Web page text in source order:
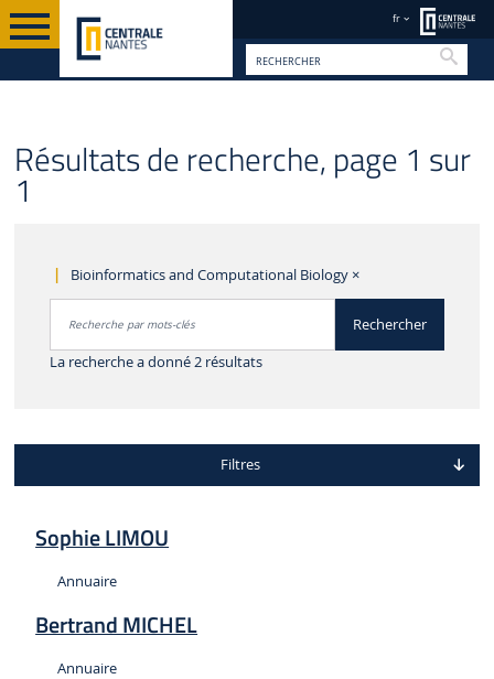
fr
Résultats de recherche, page 1 sur
1
Bioinformatics and Computational Biology ×
Rechercher
La recherche a donné 2 résultatsAccéder aux résultats
Filtres
Sophie LIMOU
Type :
Annuaire
Bertrand MICHEL
Type :
Annuaire